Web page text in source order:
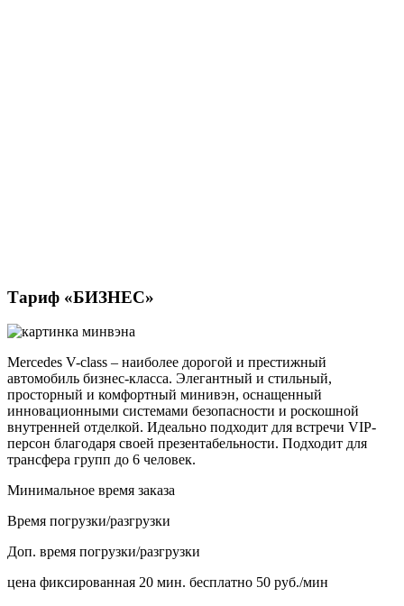
Тариф «БИЗНЕС»
Mercedes V-class – наиболее дорогой и престижный
автомобиль бизнес-класса. Элегантный и стильный,
просторный и комфортный минивэн, оснащенный
инновационными системами безопасности и роскошной
внутренней отделкой. Идеально подходит для встречи VIP-
персон благодаря своей презентабельности. Подходит для
трансфера групп до 6 человек.
Минимальное время заказа
Время погрузки/разгрузки
Доп. время погрузки/разгрузки
цена фиксированная 20 мин. бесплатно 50 руб./мин